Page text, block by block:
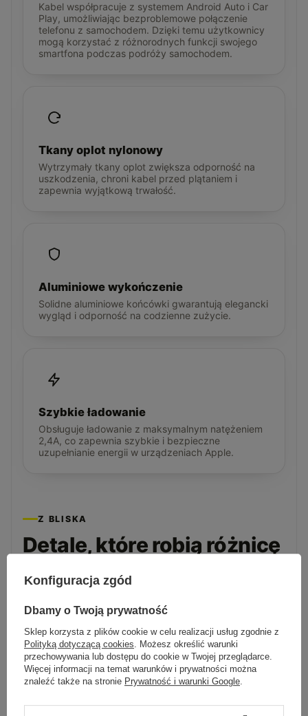
Kabel współpracuje z systemem Android Auto i Car
Play, umożliwiając bezproblemowe połączenie
telefonu z samochodem. Dzięki temu użytkownicy
mogą korzystać z różnorodnych funkcji swojego
smartfona podczas podróży samochodem.
Tkany oplot nylonowy
Wytrzymały tkany oplot zwiększa odporność na
uszkodzenia, chroni kabel przed plątaniem i
zapewnia wyjątkową trwałość.
Aluminiowe wykończenie
Solidne aluminiowe końcówki gwarantują elegancki
wygląd i odporność na codzienne zużycie.
Szybkie ładowanie
Obsługuje ładowanie z maksymalnym natężeniem
2,4A, co zapewnia szybkie i bezpieczne
uzupełnianie energii w urządzeniach Apple.
Z BLISKA
Detale, które robią różnicę
Konfiguracja zgód
Dbamy o Twoją prywatność
Sklep korzysta z plików cookie w celu realizacji usług zgodnie z
Polityką dotyczącą cookies. Możesz określić warunki
przechowywania lub dostępu do cookie w Twojej przeglądarce.
Więcej informacji na temat warunków i prywatności można
znaleźć także na stronie Prywatność i warunki Google.